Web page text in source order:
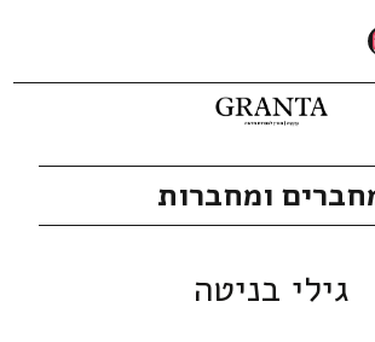
ומחברות
גילי בניטה